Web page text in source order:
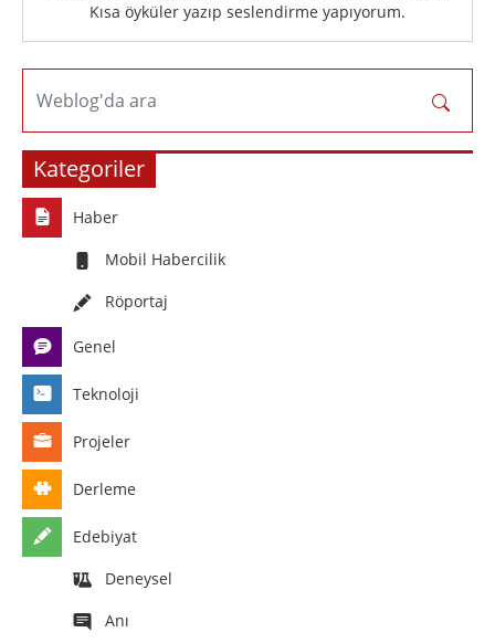
Kısa öyküler yazıp seslendirme yapıyorum.
Weblog'da ara
Kategoriler
Haber
Mobil Habercilik
Röportaj
Genel
Teknoloji
Projeler
Derleme
Edebiyat
Deneysel
Anı